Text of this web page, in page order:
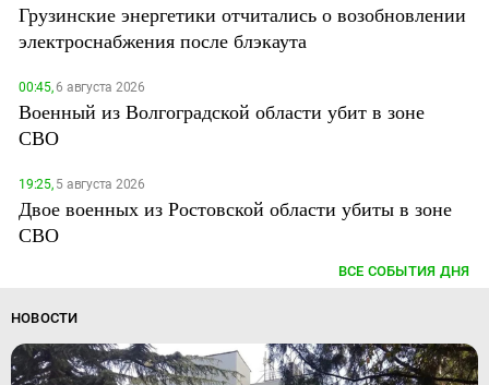
Грузинские энергетики отчитались о возобновлении
электроснабжения после блэкаута
00:45,6 августа 2026
Военный из Волгоградской области убит в зоне
СВО
19:25,5 августа 2026
Двое военных из Ростовской области убиты в зоне
СВО
ВСЕ СОБЫТИЯ ДНЯ
НОВОСТИ